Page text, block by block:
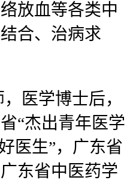
放血等各类中
合、治病求
医学博士后，
“杰出青年医学
医生”，广东省
东省中医药学